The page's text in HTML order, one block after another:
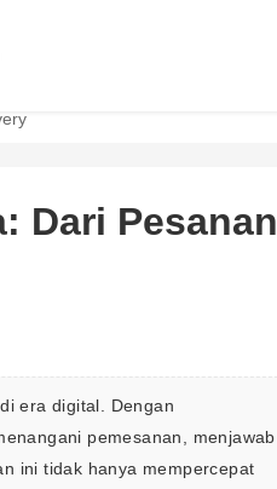
Dari Pesanan
era digital. Dengan
pemesanan, menjawab
ini tidak hanya mempercepat